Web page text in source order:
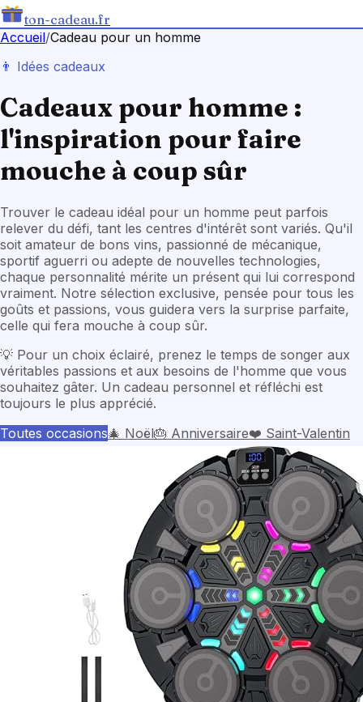
ton-cadeau.fr
Accueil/Cadeau pour un homme
👨 Idées cadeaux
Cadeaux pour homme :
l'inspiration pour faire
mouche à coup sûr
Trouver le cadeau idéal pour un homme peut parfois
relever du défi, tant les centres d'intérêt sont variés. Qu'il
soit amateur de bons vins, passionné de mécanique,
sportif aguerri ou adepte de nouvelles technologies,
chaque personnalité mérite un présent qui lui correspond
vraiment. Notre sélection exclusive, pensée pour tous les
goûts et passions, vous guidera vers la surprise parfaite,
celle qui fera mouche à coup sûr.
💡 Pour un choix éclairé, prenez le temps de songer aux
véritables passions et aux besoins de l'homme que vous
souhaitez gâter. Un cadeau personnel et réfléchi est
toujours le plus apprécié.
Toutes occasions🎄 Noël🎂 Anniversaire❤️ Saint-Valentin